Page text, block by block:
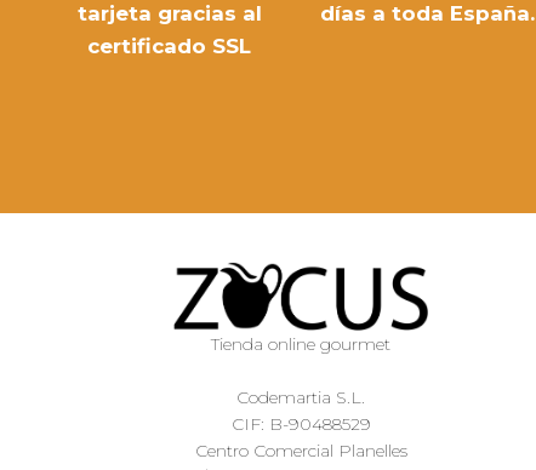
tarjeta gracias al
certificado SSL
días a toda España.
Tienda online gourmet
Codemartia S.L.
CIF: B-90488529
Centro Comercial Planelles